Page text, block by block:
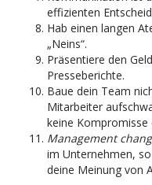
effizienten
Hab einen langen
„Neins“.
Präsentiere den
Presseberichte.
Baue dein Team
Mitarbeiter
keine Kompromisse
Management
im Unternehmen,
deine Meinung von